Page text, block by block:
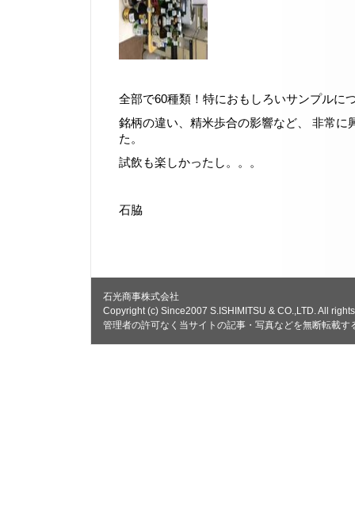
全部で60種類！特におもしろいサンプルに
銘柄の違い、精米歩合の影響など、 非常に
た。
試飲も楽しかったし。。。
石脇
石光商事株式会社
Copyright (c) Since2007 S.ISHIMITSU & CO.,LTD. All
管理者の許可なく当サイトの記事・写真などを無断転載す